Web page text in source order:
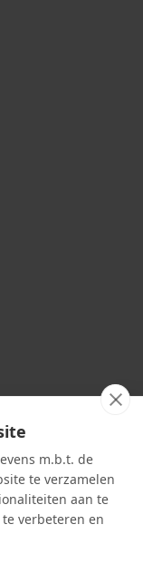
m.b.t. de
te verzamelen
aan te
verbeteren en